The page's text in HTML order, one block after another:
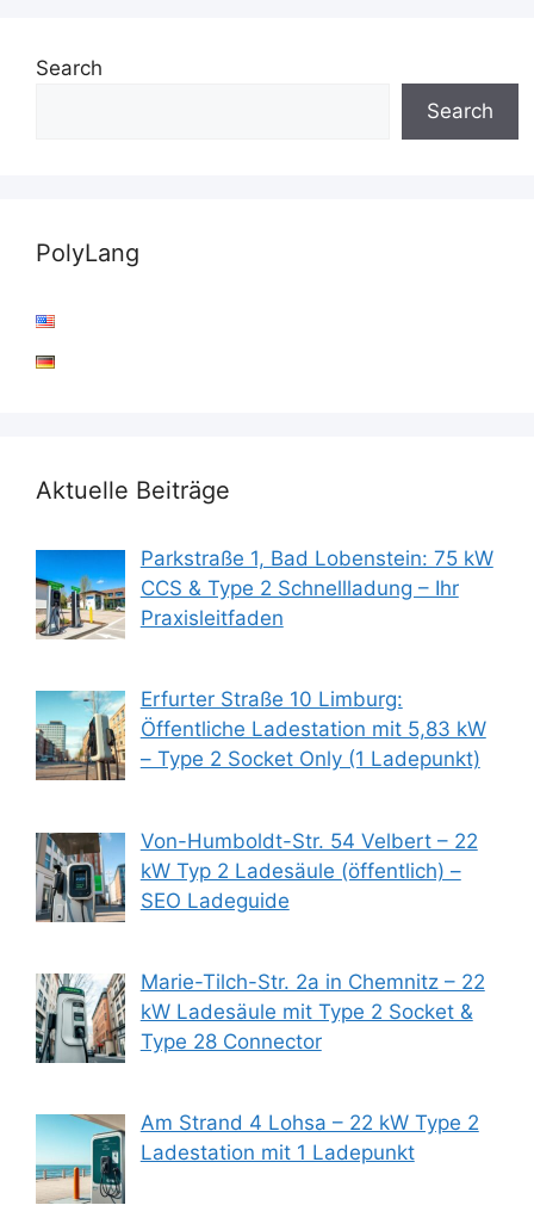
Search
Search
PolyLang
Aktuelle Beiträge
Parkstraße 1, Bad Lobenstein: 75 kW
CCS & Type 2 Schnellladung – Ihr
Praxisleitfaden
Erfurter Straße 10 Limburg:
Öffentliche Ladestation mit 5,83 kW
– Type 2 Socket Only (1 Ladepunkt)
Von-Humboldt-Str. 54 Velbert – 22
kW Typ 2 Ladesäule (öffentlich) –
SEO Ladeguide
Marie-Tilch-Str. 2a in Chemnitz – 22
kW Ladesäule mit Type 2 Socket &
Type 28 Connector
Am Strand 4 Lohsa – 22 kW Type 2
Ladestation mit 1 Ladepunkt